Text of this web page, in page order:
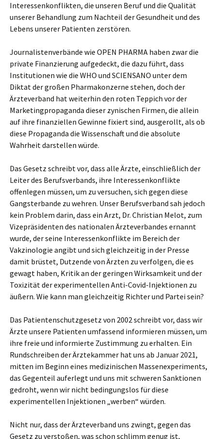
Interessenkonflikten, die unseren Beruf und die Qualität
unserer Behandlung zum Nachteil der Gesundheit und des
Lebens unserer Patienten zerstören.
Journalistenverbände wie OPEN PHARMA haben zwar die
private Finanzierung aufgedeckt, die dazu führt, dass
Institutionen wie die WHO und SCIENSANO unter dem
Diktat der großen Pharmakonzerne stehen, doch der
Ärzteverband hat weiterhin den roten Teppich vor der
Marketingpropaganda dieser zynischen Firmen, die allein
auf ihre finanziellen Gewinne fixiert sind, ausgerollt, als ob
diese Propaganda die Wissenschaft und die absolute
Wahrheit darstellen würde.
Das Gesetz schreibt vor, dass alle Ärzte, einschließlich der
Leiter des Berufsverbands, ihre Interessenkonflikte
offenlegen müssen, um zu versuchen, sich gegen diese
Gangsterbande zu wehren. Unser Berufsverband sah jedoch
kein Problem darin, dass ein Arzt, Dr. Christian Melot, zum
Vizepräsidenten des nationalen Ärzteverbandes ernannt
wurde, der seine Interessenkonflikte im Bereich der
Vakzinologie angibt und sich gleichzeitig in der Presse
damit brüstet, Dutzende von Ärzten zu verfolgen, die es
gewagt haben, Kritik an der geringen Wirksamkeit und der
Toxizität der experimentellen Anti-Covid-Injektionen zu
äußern. Wie kann man gleichzeitig Richter und Partei sein?
Das Patientenschutzgesetz von 2002 schreibt vor, dass wir
Ärzte unsere Patienten umfassend informieren müssen, um
ihre freie und informierte Zustimmung zu erhalten. Ein
Rundschreiben der Ärztekammer hat uns ab Januar 2021,
mitten im Beginn eines medizinischen Massenexperiments,
das Gegenteil auferlegt und uns mit schweren Sanktionen
gedroht, wenn wir nicht bedingungslos für diese
experimentellen Injektionen „werben“ würden.
Nicht nur, dass der Ärzteverband uns zwingt, gegen das
Gesetz zu verstoßen, was schon schlimm genug ist,